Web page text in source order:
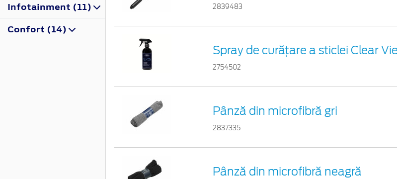
Infotainment (11)
Confort (14)
2839483
Spray de curățare a sticlei Clear
2754502
Pânză din microfibră gri
2837335
Pânză din microfibră neagră